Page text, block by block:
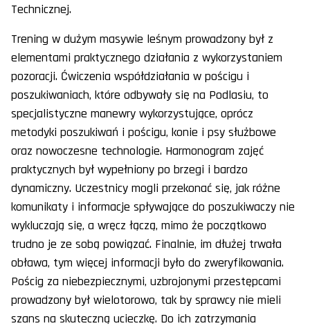
Technicznej.
Trening w dużym masywie leśnym prowadzony był z
elementami praktycznego działania z wykorzystaniem
pozoracji. Ćwiczenia współdziałania w pościgu i
poszukiwaniach, które odbywały się na Podlasiu, to
specjalistyczne manewry wykorzystujące, oprócz
metodyki poszukiwań i pościgu, konie i psy służbowe
oraz nowoczesne technologie. Harmonogram zajęć
praktycznych był wypełniony po brzegi i bardzo
dynamiczny. Uczestnicy mogli przekonać się, jak różne
komunikaty i informacje spływające do poszukiwaczy nie
wykluczają się, a wręcz łączą, mimo że początkowo
trudno je ze sobą powiązać. Finalnie, im dłużej trwała
obława, tym więcej informacji było do zweryfikowania.
Pościg za niebezpiecznymi, uzbrojonymi przestępcami
prowadzony był wielotorowo, tak by sprawcy nie mieli
szans na skuteczną ucieczkę. Do ich zatrzymania